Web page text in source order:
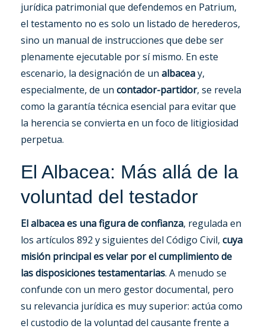
jurídica patrimonial que defendemos en Patrium,
el testamento no es solo un listado de herederos,
sino un manual de instrucciones que debe ser
plenamente ejecutable por sí mismo. En este
escenario, la designación de un albaceay,
especialmente, de un contador-partidor, se revela
como la garantía técnica esencial para evitar que
la herencia se convierta en un foco de litigiosidad
perpetua.
El Albacea: Más allá de la
voluntad del testador
El albacea es una figura de confianza, regulada en
los artículos 892 y siguientes del Código Civil, cuya
misión principal es velar por el cumplimiento de
las disposiciones testamentarias. A menudo se
confunde con un mero gestor documental, pero
su relevancia jurídica es muy superior: actúa como
el custodio de la voluntad del causante frente a